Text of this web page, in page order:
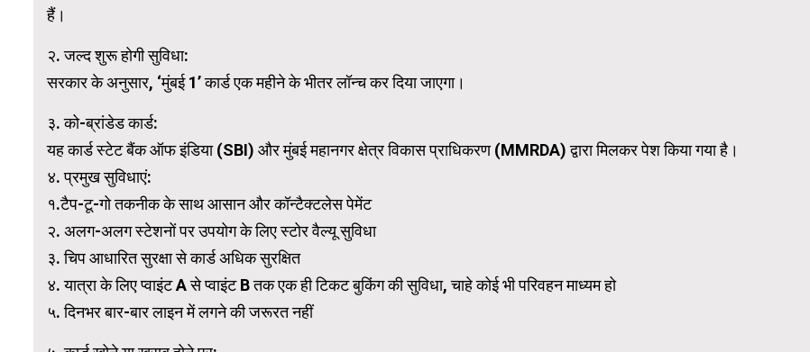
हैं।
२. जल्द शुरू होगी सुविधा:
सरकार के अनुसार, ‘मुंबई 1’ कार्ड एक महीने के भीतर लॉन्च कर दिया जाएगा।
३. को-ब्रांडेड कार्ड:
यह कार्ड स्टेट बैंक ऑफ इंडिया (SBI) और मुंबई महानगर क्षेत्र विकास प्राधिकरण (MMRDA) द्वारा मिलकर पेश किया गया है।
४. प्रमुख सुविधाएं:
१.टैप-टू-गो तकनीक के साथ आसान और कॉन्टैक्टलेस पेमेंट
२. अलग-अलग स्टेशनों पर उपयोग के लिए स्टोर वैल्यू सुविधा
३. चिप आधारित सुरक्षा से कार्ड अधिक सुरक्षित
४. यात्रा के लिए प्वाइंट A से प्वाइंट B तक एक ही टिकट बुकिंग की सुविधा, चाहे कोई भी परिवहन माध्यम हो
५. दिनभर बार-बार लाइन में लगने की जरूरत नहीं